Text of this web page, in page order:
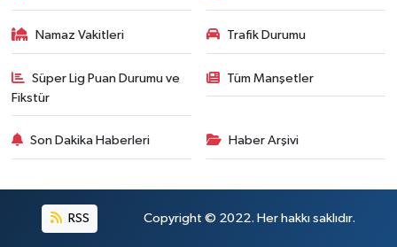
Namaz Vakitleri Trafik Durumu
Süper Lig Puan Durumu ve
Fikstür
Tüm Manşetler
Son Dakika Haberleri Haber Arşivi
RSS Copyright © 2022. Her hakkı saklıdır.